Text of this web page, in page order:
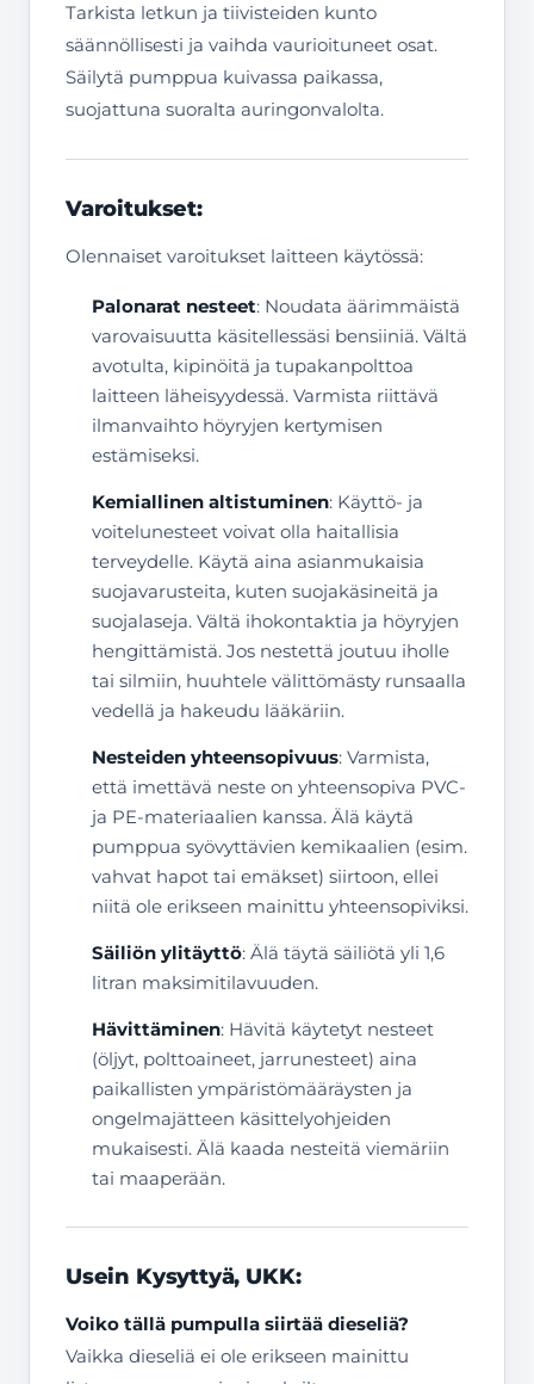
Tarkista letkun ja tiivisteiden kunto
säännöllisesti ja vaihda vaurioituneet osat.
Säilytä pumppua kuivassa paikassa,
suojattuna suoralta auringonvalolta.
Varoitukset:
Olennaiset varoitukset laitteen käytössä:
Palonarat nesteet: Noudata äärimmäistä
varovaisuutta käsitellessäsi bensiiniä. Vältä
avotulta, kipinöitä ja tupakanpolttoa
laitteen läheisyydessä. Varmista riittävä
ilmanvaihto höyryjen kertymisen
estämiseksi.
Kemiallinen altistuminen: Käyttö- ja
voitelunesteet voivat olla haitallisia
terveydelle. Käytä aina asianmukaisia
suojavarusteita, kuten suojakäsineitä ja
suojalaseja. Vältä ihokontaktia ja höyryjen
hengittämistä. Jos nestettä joutuu iholle
tai silmiin, huuhtele välittömästy runsaalla
vedellä ja hakeudu lääkäriin.
Nesteiden yhteensopivuus: Varmista,
että imettävä neste on yhteensopiva PVC-
ja PE-materiaalien kanssa. Älä käytä
pumppua syövyttävien kemikaalien (esim.
vahvat hapot tai emäkset) siirtoon, ellei
niitä ole erikseen mainittu yhteensopiviksi.
Säiliön ylitäyttö: Älä täytä säiliötä yli 1,6
litran maksimitilavuuden.
Hävittäminen: Hävitä käytetyt nesteet
(öljyt, polttoaineet, jarrunesteet) aina
paikallisten ympäristömääräysten ja
ongelmajätteen käsittelyohjeiden
mukaisesti. Älä kaada nesteitä viemäriin
tai maaperään.
Usein Kysyttyä, UKK:
Voiko tällä pumpulla siirtää dieseliä?
Vaikka dieseliä ei ole erikseen mainittu